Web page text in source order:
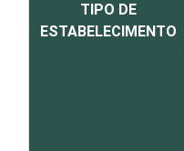
TIPO DE
ESTABELECIMENTO